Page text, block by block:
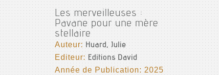
Les merveilleuses :
Pavane pour une mère
stellaire
Auteur:Huard, Julie
Editeur: Editions David
Année de Publication: 2025